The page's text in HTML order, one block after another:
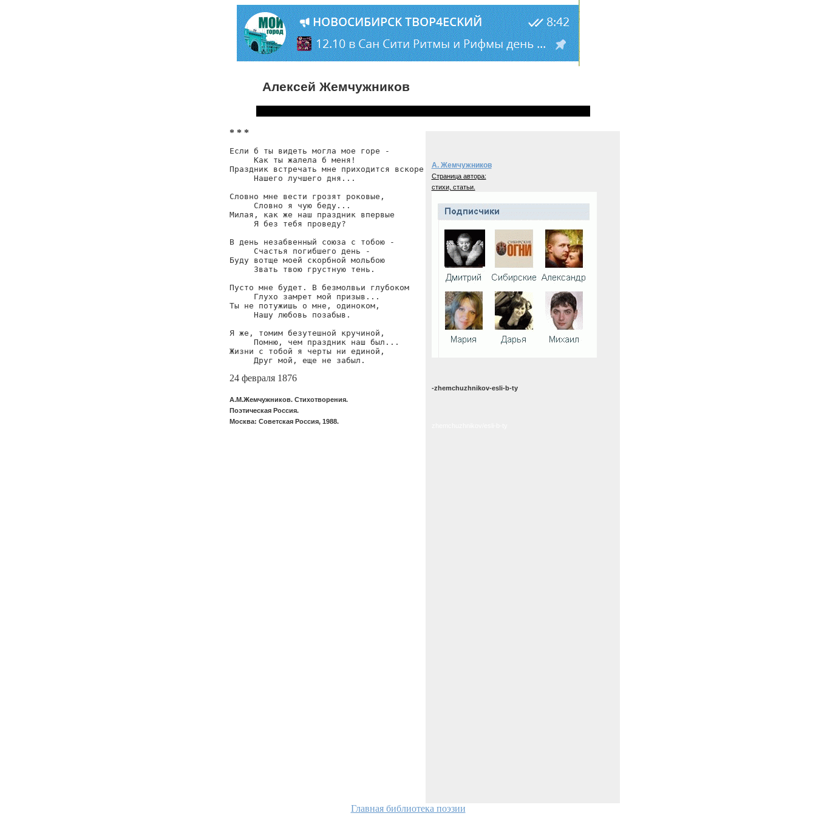
Алексей Жемчужников
* * *
Если б ты видеть могла мое горе -
     Как ты жалела б меня!
Праздник встречать мне приходится вскоре
     Нашего лучшего дня...
Словно мне вести грозят роковые,
     Словно я чую беду...
Милая, как же наш праздник впервые
     Я без тебя проведу?
В день незабвенный союза с тобою -
     Счастья погибшего день -
Буду вотще моей скорбной мольбою
     Звать твою грустную тень.
Пусто мне будет. В безмолвьи глубоком
     Глухо замрет мой призыв...
Ты не потужишь о мне, одиноком,
     Нашу любовь позабыв.
Я же, томим безутешной кручиной,
     Помню, чем праздник наш был...
Жизни с тобой я черты ни единой,
     Друг мой, еще не забыл.
24 февраля 1876
А.М.Жемчужников. Стихотворения.
Поэтическая Россия.
Москва: Советская Россия, 1988.
А. Жемчужников
Страница автора:
стихи, статьи.
-zhemchuzhnikov-esli-b-ty
Главная библиотека поэзии